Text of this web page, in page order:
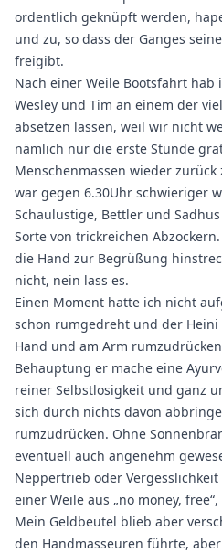
ordentlich geknüpft werden,
und zu, so dass der Ganges
freigibt.
Nach einer Weile Bootsfahrt
Wesley und Tim an einem der
absetzen lassen, weil wir nicht
nämlich nur die erste Stunde
Menschenmassen wieder
war gegen 6.30Uhr schwieriger
Schaulustige, Bettler und
Sorte von trickreichen
die Hand zur Begrüßung
nicht, nein lass es.
Einen Moment hatte ich nicht
schon rumgedreht und der
Hand und am Arm
Behauptung er mache eine
reiner Selbstlosigkeit und ganz
sich durch nichts davon
rumzudrücken. Ohne
eventuell auch angenehm
Neppertrieb oder
einer Weile aus „no money,
Mein Geldbeutel blieb aber
den Handmasseuren führte,